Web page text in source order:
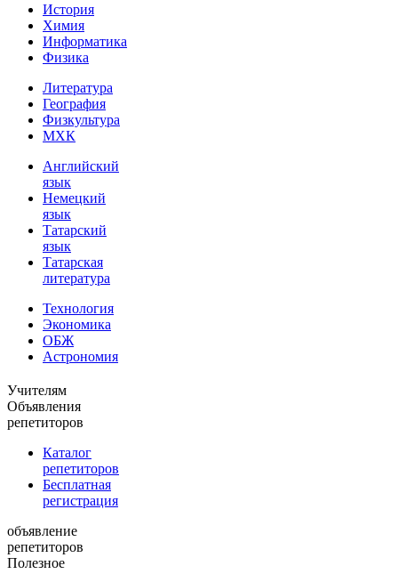
История
Химия
Информатика
Физика
Литература
География
Физкультура
МХК
Английский
язык
Немецкий
язык
Татарский
язык
Татарская
литература
Технология
Экономика
ОБЖ
Астрономия
Учителям
Объявления
репетиторов
Каталог
репетиторов
Бесплатная
регистрация
объявление
репетиторов
Полезное